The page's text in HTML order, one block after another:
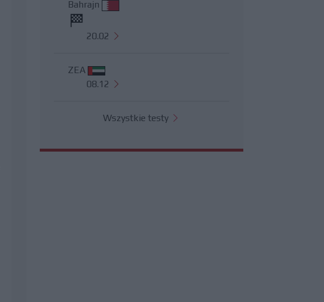
Bahrajn
20.02
ZEA
08.12
Wszystkie testy